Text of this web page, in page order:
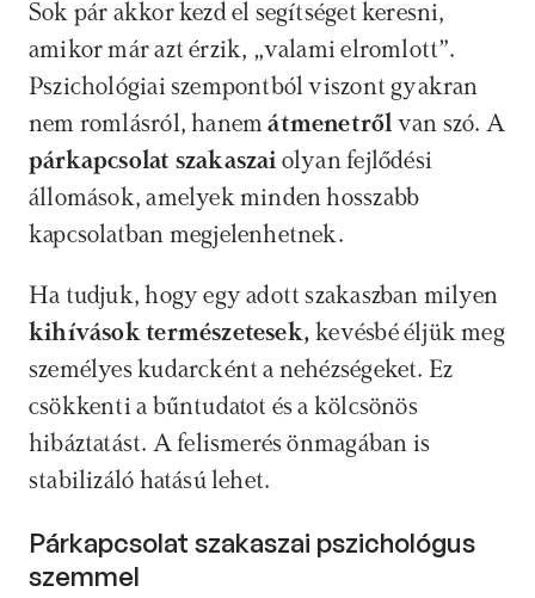
Sok pár akkor kezd el segítséget keresni,
amikor már azt érzik, „valami elromlott”.
Pszichológiai szempontból viszont gyakran
nem romlásról, hanem átmenetről
van szó. A
párkapcsolat szakaszai olyan fejlődési
állomások, amelyek minden hosszabb
kapcsolatban megjelenhetnek.
kihívások természetesek, kevésbé éljük meg
személyes kudarcként a nehézségeket. Ez
csökkenti a bűntudatot és a kölcsönös
hibáztatást. A felismerés önmagában is
stabilizáló hatású lehet.
Párkapcsolat szakaszai pszichológus
szemmel